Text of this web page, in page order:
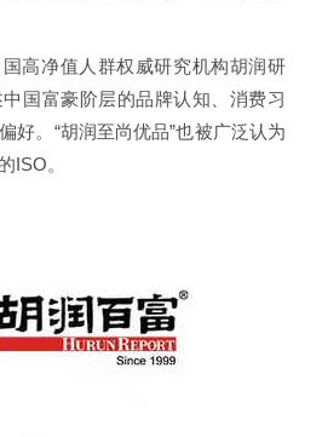
高净值人群权威研究机构胡润研
国富豪阶层的品牌认知、消费习
好。“胡润至尚优品”也被广泛认为
ISO。